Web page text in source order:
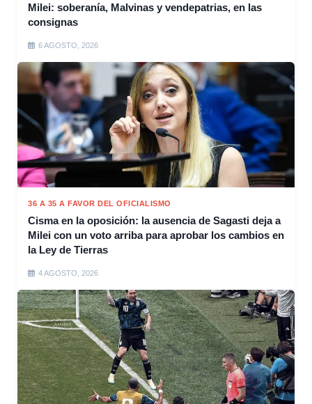
Milei: soberanía, Malvinas y vendepatrias, en las
consignas
6 AGOSTO, 2026
36 A 35 A FAVOR DEL OFICIALISMO
Cisma en la oposición: la ausencia de Sagasti deja a
Milei con un voto arriba para aprobar los cambios en
la Ley de Tierras
4 AGOSTO, 2026